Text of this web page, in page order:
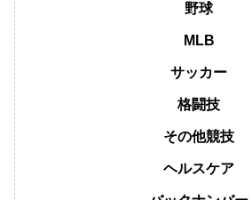
野球
MLB
サッカー
格闘技
その他競技
ヘルスケア